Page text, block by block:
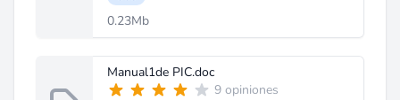
0.23Mb
Manual1de PIC.doc
9 opiniones